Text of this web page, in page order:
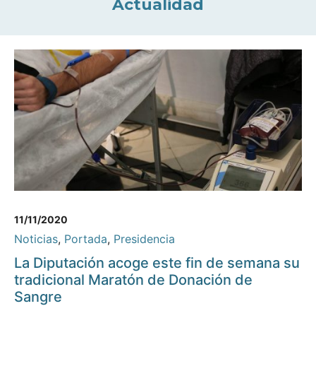
Actualidad
11/11/2020
Noticias, Portada, Presidencia
La Diputación acoge este fin de semana su
tradicional Maratón de Donación de
Sangre